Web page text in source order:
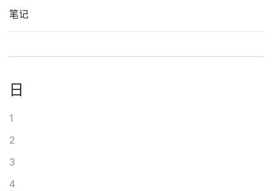
笔记
日
1
2
3
4